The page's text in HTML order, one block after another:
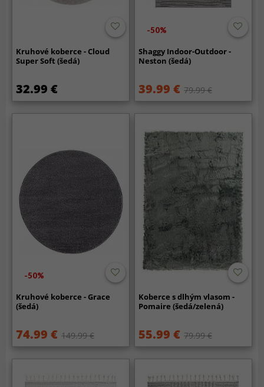
Kruhové koberce - Cloud
Super Soft (šedá)
32.99 €
-50%
Shaggy Indoor-Outdoor -
Neston (šedá)
39.99 € 79.99 €
-50%
Kruhové koberce - Grace
(šedá)
74.99 € 149.99 €
Koberce s dlhým vlasom -
Pomaire (šedá/zelená)
55.99 € 79.99 €